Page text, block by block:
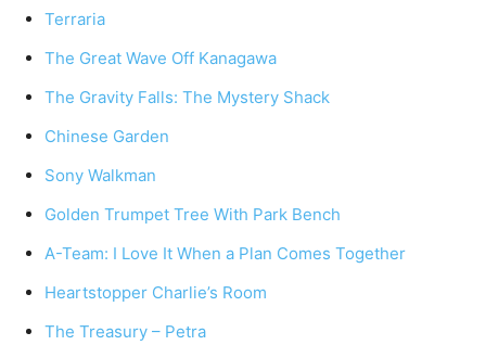
Terraria
The Great Wave Off Kanagawa
The Gravity Falls: The Mystery Shack
Chinese Garden
Sony Walkman
Golden Trumpet Tree With Park Bench
A-Team: I Love It When a Plan Comes Together
Heartstopper Charlie’s Room
The Treasury – Petra